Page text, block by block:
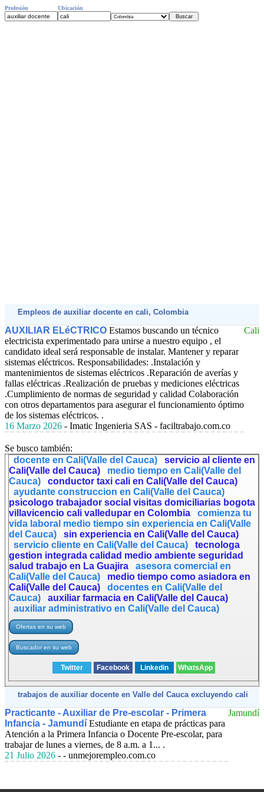
Profesión Ubicación
Empleos de auxiliar docente en cali, Colombia
AUXILIAR ELéCTRICO Estamos buscando un técnico
electricista experimentado para unirse a nuestro equipo , el
candidato ideal será responsable de instalar. Mantener y reparar
sistemas eléctricos. Responsabilidades: .Instalación y
mantenimientos de sistemas eléctricos .Reparación de averías y
fallas eléctricas .Realización de pruebas y mediciones eléctricas
.Cumplimiento de normas de seguridad y calidad Colaboración
con otros departamentos para asegurar el funcionamiento óptimo
de los sistemas eléctricos. .
16 Marzo 2026 - Imatic Ingenieria SAS - faciltrabajo.com.co
Cali
Se busco también:
docente en Cali(Valle del Cauca)
servicio al cliente en
Cali(Valle del Cauca)
medio tiempo en Cali(Valle del
Cauca)
conductor taxi cali en Cali(Valle del Cauca)
ayudante construccion en Cali(Valle del Cauca)
psicologo trabajador social visitas domiciliarias bogota
villavicencio cali valledupar en Colombia
comienza tu
vida laboral medio tiempo sin experiencia en Cali(Valle
del Cauca)
sin experiencia en Cali(Valle del Cauca)
servicio cliente en Cali(Valle del Cauca)
tecnologa
gestion integrada calidad medio ambiente seguridad
salud trabajo en La Guajira
asesora comercial en
Cali(Valle del Cauca)
medio tiempo como asiadora en
Cali(Valle del Cauca)
docentes en Cali(Valle del
Cauca)
auxiliar farmacia en Cali(Valle del Cauca)
auxiliar administrativo en Cali(Valle del Cauca)
Twitter Facebook Linkedin WhatsApp
trabajos de auxiliar docente en Valle del Cauca excluyendo cali
Practicante - Auxiliar de Pre-escolar - Primera
Infancia - Jamundí Estudiante en etapa de prácticas para
Atención a la Primera Infancia o Docente Pre-escolar, para
trabajar de lunes a viernes, de 8 a.m. a 1... .
21 Julio 2026 - - unmejorempleo.com.co
Jamundí